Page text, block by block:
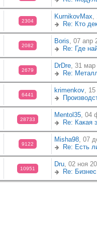
2304
KurnikovMax
Re: Кто
2082
Boris 07 апр
Re: Где найти
2679
DrDre 31 мар
Re:
6441
krimenkov
Производство
28733
Mentol35 04
Re: Какая
9122
Misha98 07
Re: Есть
10951
Dru 02 ноя
Re: